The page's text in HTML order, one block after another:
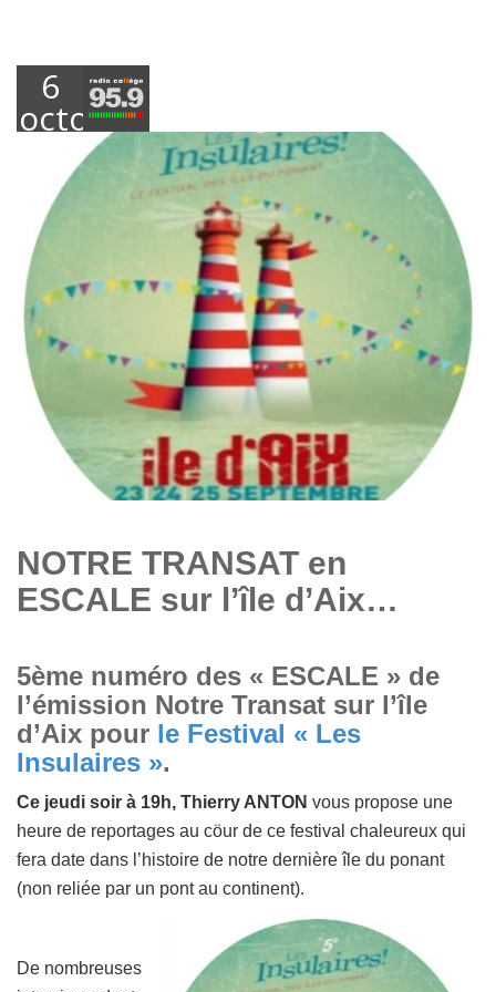
6
octobre
2016
NOTRE TRANSAT en
ESCALE sur l’île d’Aix…
5ème numéro des « ESCALE » de
l’émission Notre Transat sur l’île
d’Aix pour le Festival « Les
Insulaires ».
Ce jeudi soir à 19h, Thierry ANTON vous propose une
heure de reportages au cöur de ce festival chaleureux qui
fera date dans l’histoire de notre dernière île du ponant
(non reliée par un pont au continent).
De nombreuses